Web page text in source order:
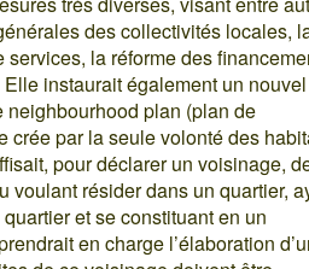
des collectivités locales,
services, la réforme des
instaurait également un nouvel
neighbourhood plan (plan de
crée par la seule volonté des
pour déclarer un voisinage,
voulant résider dans un quartier,
et se constituant en un
en charge l’élaboration